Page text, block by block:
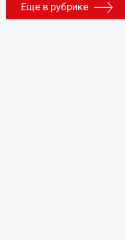
Еще в рубрике